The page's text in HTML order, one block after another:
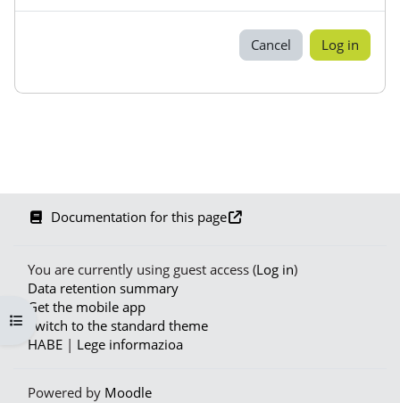
Open course index
Cancel Log in
Documentation for this page
You are currently using guest access (Log in)
Data retention summary
Get the mobile app
Switch to the standard theme
HABE | Lege informazioa
Powered by Moodle